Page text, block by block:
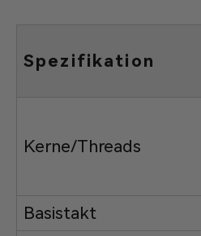
Spezifikation
Kerne/Threads
Basistakt